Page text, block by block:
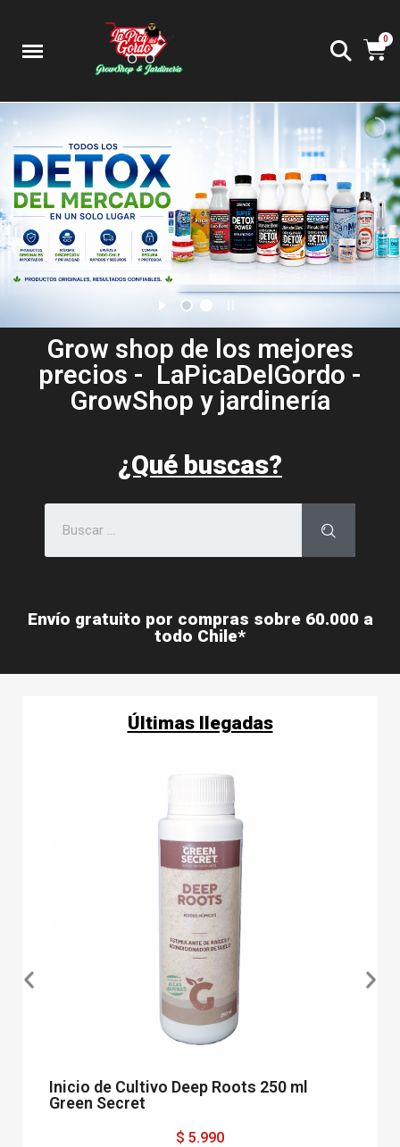
Grow shop de los mejores
precios - LaPicaDelGordo -
GrowShop y jardinería
¿Qué buscas?
Envío gratuito por compras sobre 60.000 a
todo Chile*
Últimas llegadas
Inicio de Cultivo Deep Roots 250 ml
Green Secret
$ 5.990